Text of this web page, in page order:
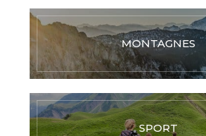
MONTAGNES
SPORT